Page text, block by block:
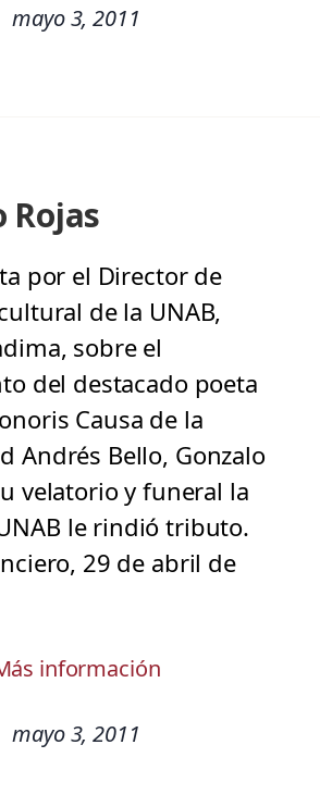
mayo 3, 2011
Rojas
por el Director de
de la UNAB,
sobre el
del destacado poeta
Causa de la
Andrés Bello, Gonzalo
velatorio y funeral la
le rindió tributo.
29 de abril de
información
mayo 3, 2011